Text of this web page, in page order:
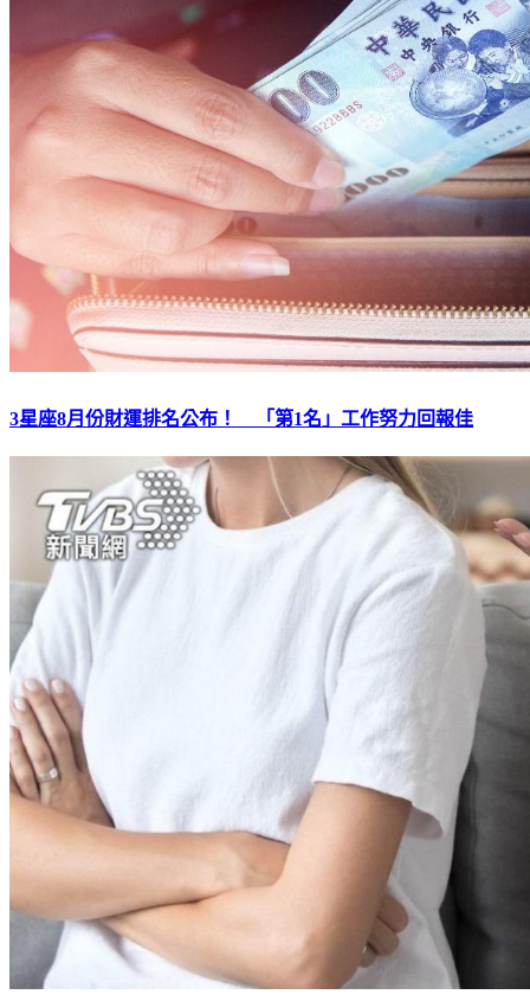
3星座8月份財運排名公布！ 「第1名」工作努力回報佳